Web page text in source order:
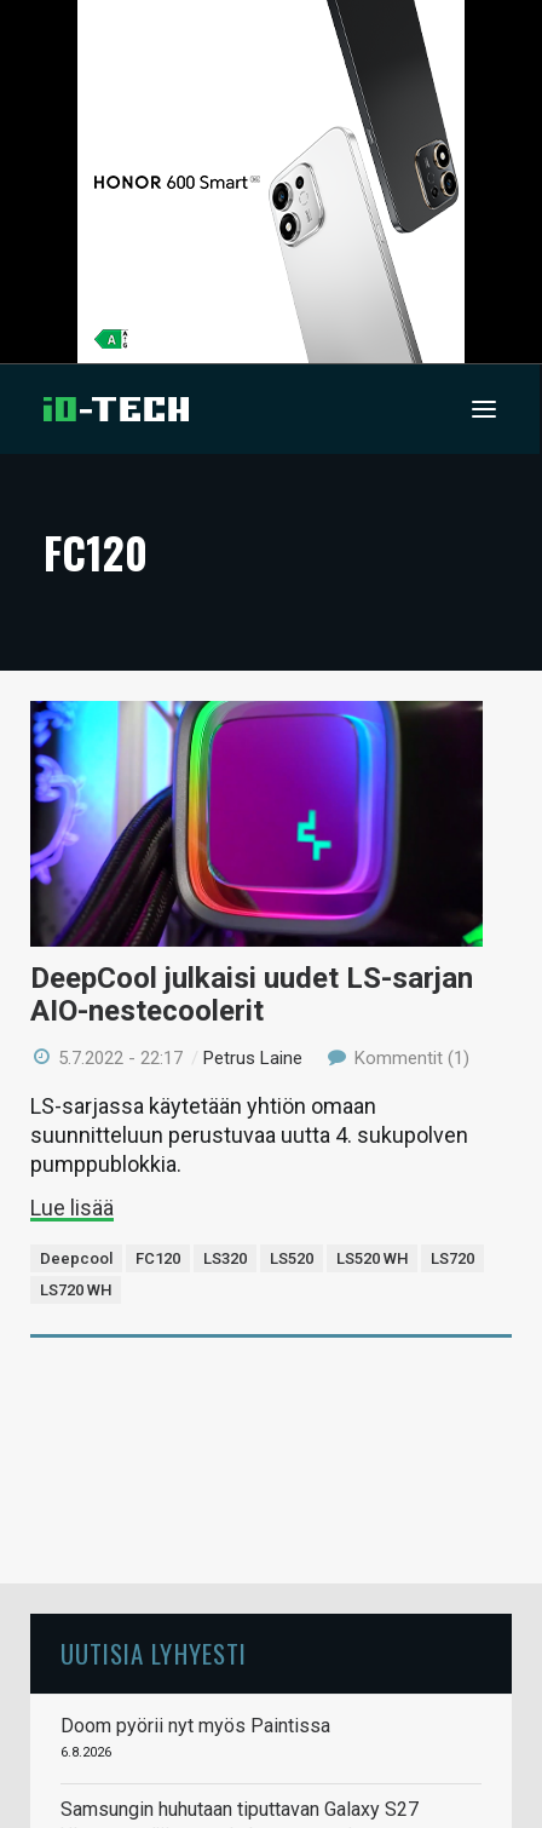
ARTIKKELIT
TECHBBS
TIETOA
HINTA.FI
KAUPPA
VAIHDA TEEMA
HAKU
FC120
DeepCool julkaisi uudet LS-sarjan
AIO-nestecoolerit
5.7.2022 - 22:17 / Petrus Laine Kommentit (1)
LS-sarjassa käytetään yhtiön omaan
suunnitteluun perustuvaa uutta 4. sukupolven
pumppublokkia.
Lue lisää
Deepcool FC120 LS320 LS520 LS520 WH
LS720
LS720 WH
UUTISIA LYHYESTI
Doom pyörii nyt myös Paintissa
6.8.2026
Samsungin huhutaan tiputtavan Galaxy S27